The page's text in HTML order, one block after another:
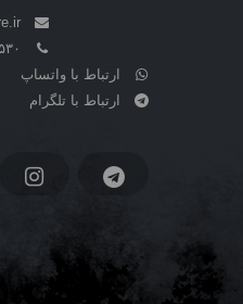
ارتباط با واتساپ
ارتباط با تلگرام